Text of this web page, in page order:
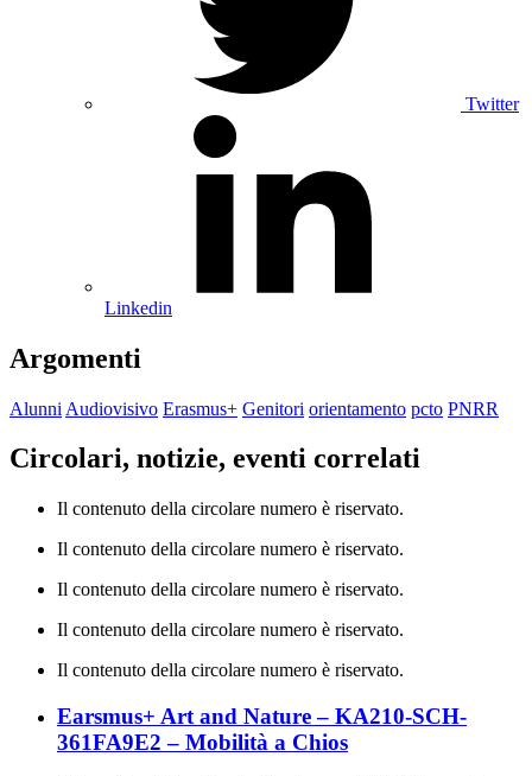
Twitter
Linkedin
Argomenti
Alunni Audiovisivo Erasmus+ Genitori orientamento pcto PNRR
Circolari, notizie, eventi correlati
Il contenuto della circolare numero è riservato.
Il contenuto della circolare numero è riservato.
Il contenuto della circolare numero è riservato.
Il contenuto della circolare numero è riservato.
Il contenuto della circolare numero è riservato.
Earsmus+ Art and Nature – KA210-SCH-
361FA9E2 – Mobilità a Chios